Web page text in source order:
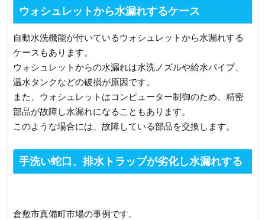
ウォシュレットから水漏れするケース
自動水洗機能が付いているウォシュレットから水漏れする
ケースもあります。
ウォシュレットからの水漏れは水洗ノズルや給水パイプ、
温水タンクなどの破損が原因です。
また、ウォシュレットはコンピューター制御のため、精密
部品が故障し水漏れになることもあります。
このような場合には、故障している部品を交換します。
手洗い蛇口、排水トラップが劣化し水漏れする
倉敷市真備町市場の事例です。